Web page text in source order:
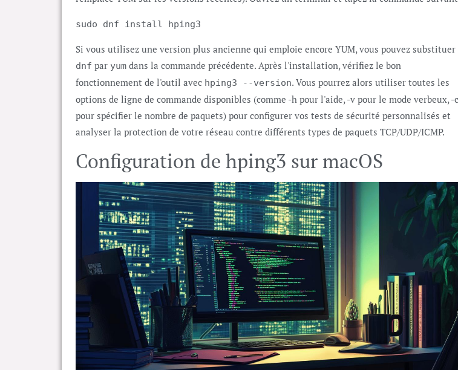
sudo dnf install hping3
Si vous utilisez une version plus ancienne qui emploie encore YUM, vous pouvez substituer
dnf par yum dans la commande précédente. Après l'installation, vérifiez le bon
fonctionnement de l'outil avec hping3 --version. Vous pourrez alors utiliser toutes les
options de ligne de commande disponibles (comme -h pour l'aide, -v pour le mode verbeux, -c
pour spécifier le nombre de paquets) pour configurer vos tests de sécurité personnalisés et
analyser la protection de votre réseau contre différents types de paquets TCP/UDP/ICMP.
Configuration de hping3 sur macOS